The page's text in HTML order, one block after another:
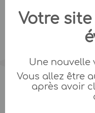
Votre
Une nouvelle
Vous allez être
après avoir